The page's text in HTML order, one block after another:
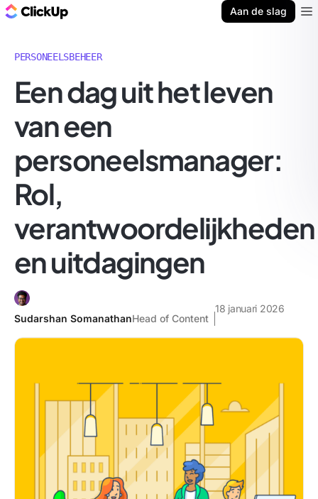
Aan de slag
PERSONEELSBEHEER
Een dag uit het leven
van een
personeelsmanager:
Rol,
verantwoordelijkheden
en uitdagingen
Sudarshan SomanathanHead of Content
18 januari 2026